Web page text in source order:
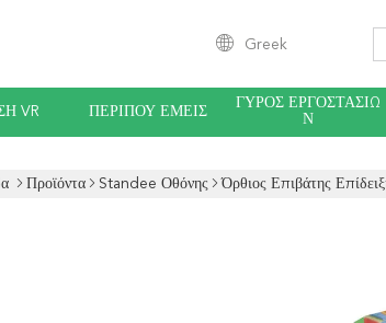
Greek
VR ΠΕΡΊΠΟΥ ΕΜΕΊΣ
ΓΎΡΟΣ ΕΡΓΟΣΤΑΣΊΩ
Ν
Προϊόντα Standee Οθόνης Όρθιος Επιβάτης